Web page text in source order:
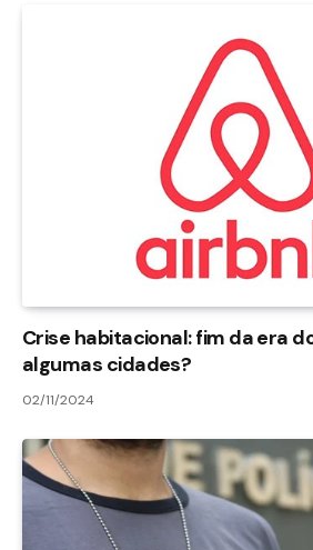
Crise habitacional: fim da era
algumas cidades?
02/11/2024